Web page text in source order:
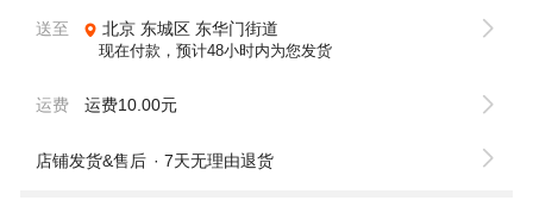
送至 北京 东城区 东华门街道
现在付款，预计48小时内为您发货
运费 运费10.00元
店铺发货&售后 7天无理由退货